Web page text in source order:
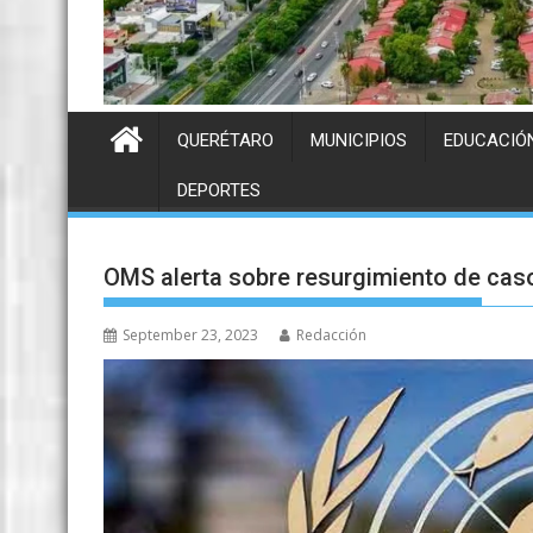
QUERÉTARO MUNICIPIOS
DEPORTES
OMS alerta sobre resurgimiento de
September 23, 2023 Redacción